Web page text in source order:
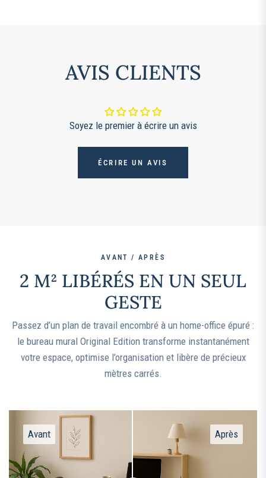
AVIS CLIENTS
Soyez le premier à écrire un avis
ÉCRIRE UN AVIS
AVANT / APRÈS
2 M² LIBÉRÉS EN UN SEUL
GESTE
Passez d’un plan de travail encombré à un home-office épuré :
le bureau mural Original Edition transforme instantanément
votre espace, optimise l’organisation et libère de précieux
mètres carrés.